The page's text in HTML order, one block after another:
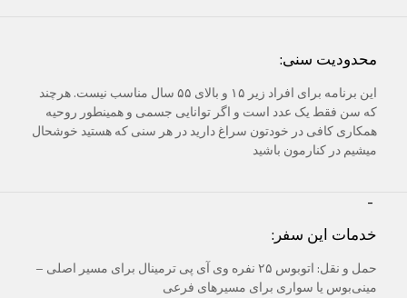
محدودیت سنی:
این برنامه برای افراد زیر ۱۵ و بالای ۵۵ سال مناسب نیست. هرچند
که سن فقط یک عدد است و اگر توانایی جسمی و همینطور روحیه
همکاری کافی در خودتون سراغ دارید در هر سنی که هستید خوشحال
میشیم در کنارمون باشید
-
خدمات این سفر:
حمل و نقل: اتوبوس ۲۵ نفره وی آی پی ترمینال برای مسیر اصلی –
مینی‌بوس یا سواری برای مسیرهای فرعی